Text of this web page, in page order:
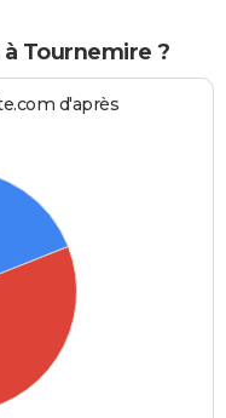
Tournemire ?
d'après